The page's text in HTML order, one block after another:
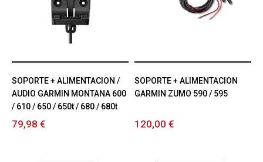
SOPORTE + ALIMENTACION /
AUDIO GARMIN MONTANA 600
/ 610 / 650 / 650t / 680 / 680t
79,98 €
SOPORTE + ALIMENTACION
GARMIN ZUMO 590 / 595
120,00 €